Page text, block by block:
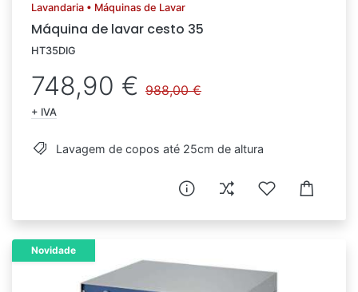
Lavandaria • Máquinas de Lavar
Máquina de lavar cesto 35
HT35DIG
748,90 € 988,00 €
+ IVA
Lavagem de copos até 25cm de altura
Novidade